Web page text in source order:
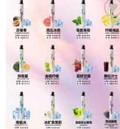
Add to
wishlist